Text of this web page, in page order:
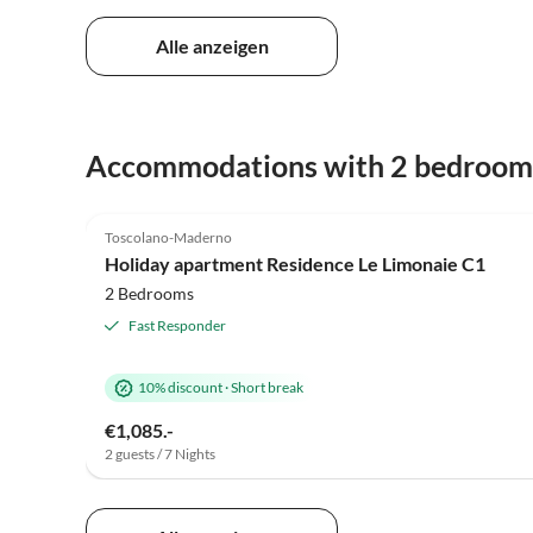
Alle anzeigen
Accommodations with 2
Toscolano-Maderno
Holiday apartment Residence Le Limonaie C1
2 Bedrooms
Fast Responder
10% discount·Short break
€1,085.-
2 guests / 7 Nights